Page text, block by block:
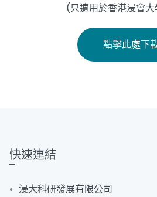
(只適用於香港浸會
點擊此處下
快速連結
浸大科研發展有限公司